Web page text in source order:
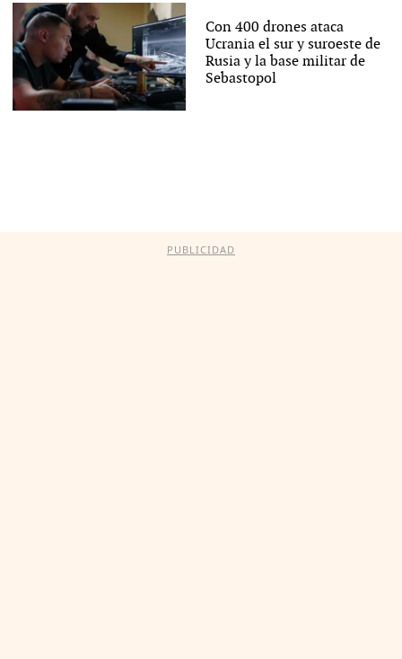
Con 400 drones ataca
Ucrania el sur y suroeste de
Rusia y la base militar de
Sebastopol
PUBLICIDAD